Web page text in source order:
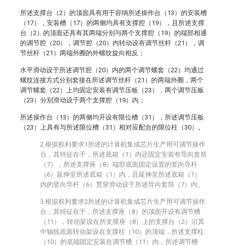
所述支撑台（2）的顶面具有用于容纳所述操作台（13）的安装槽
（17），安装槽（17）的两侧均具有支撑腔（19），且所述支撑
台（2）的顶面还具有其两端分别与两个支撑腔（19）的端部相通
的调节腔（20），调节腔（20）内转动设有调节丝杆（21），调
节丝杆（21）两端外圈的外螺纹旋向相反；
水平滑动设于所述调节腔（20）内的两个调节螺套（22）均通过
螺纹连接方式分别套接在所述调节丝杆（21）的两端外圈，两个
调节螺套（22）上均固定安装有调节压板（23），两个调节压板
（23）分别滑动设于两个支撑腔（19）内；
所述操作台（13）的两侧均开设有限位槽（31），所述调节压板
（23）上具有与所述限位槽（31）相对应配合的限位柱（30）。
2.根据权利要求1所述的计算机集成芯片生产用可调节操作
台，其特征在于，所述底箱（1）内还固定安装有导向套筒
（7），所述支撑座（8）端部底面固定设置的竖向导杆
（6）延伸至所述底箱（1）内，且延伸至所述底箱（1）
内的竖向导杆（6）贯穿滑动设于所述导向套筒（7）内。
3.根据权利要求2所述的计算机集成芯片生产用可调节操作
台，其特征在于，所述支撑座（8）的顶面开设有调节槽
（11），转动架设在所支撑座（8）上的支撑台（2）沿其
中轴线底面转动架设在支撑柱（10）的顶端，所述支撑柱
（10）的底端固定安装在调节槽（11）内，所述调节槽